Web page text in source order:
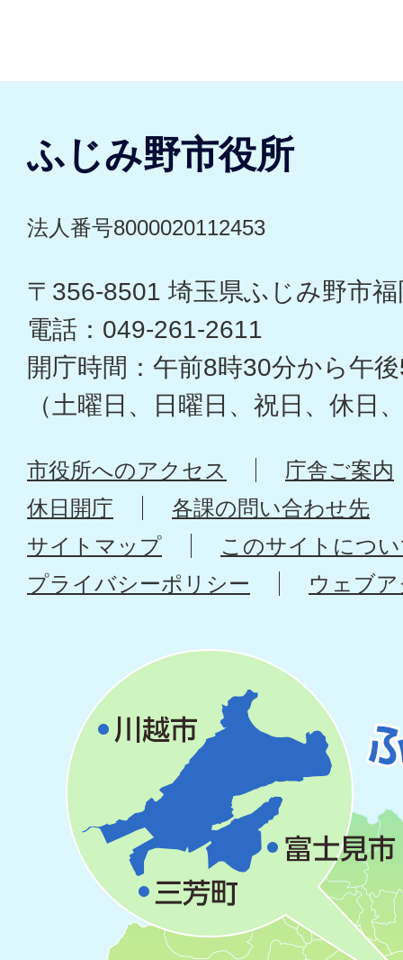
ふじみ野市役所
法人番号8000020112453
〒356-8501 埼玉県ふじみ野市
電話：049-261-2611
開庁時間：午前8時30分から午
（土曜日、日曜日、祝日、休日
市役所へのアクセス
庁舎ご案内
休日開庁
各課の問い合わせ先
サイトマップ
このサイトにつ
プライバシーポリシー
ウェブ